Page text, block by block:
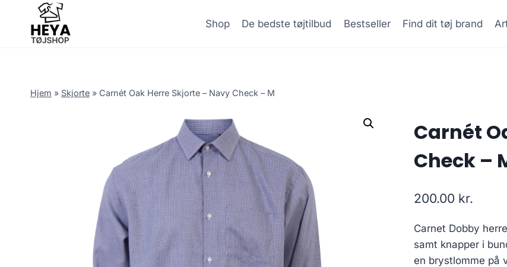
content
Shop De bedste tøjtilbud Bestseller Find dit tøj brand
Hjem » Skjorte » Carnét Oak Herre Skjorte – Navy Check – M
Carnét
Check –
200.00 kr.
Carnet Dobby
samt knapper i
en brystlomme på